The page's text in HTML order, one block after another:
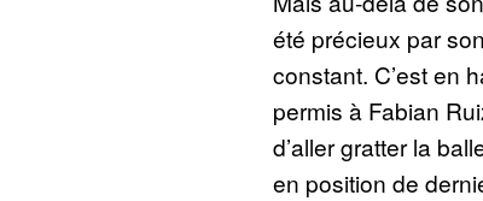
été précieux par
constant. C’est en
permis à Fabian
d’aller gratter la
en position de